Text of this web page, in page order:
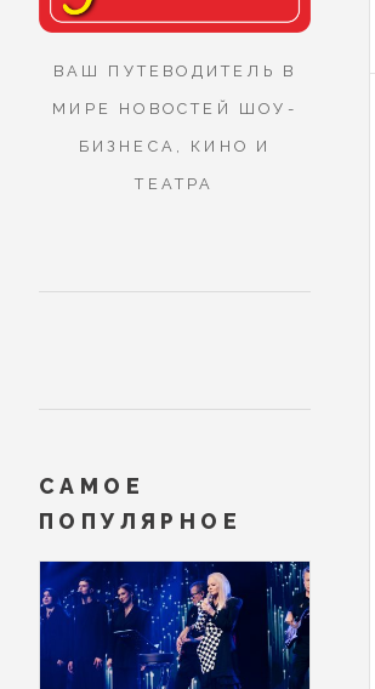
ВАШ ПУТЕВОДИТЕЛЬ В
МИРЕ НОВОСТЕЙ ШОУ-
БИЗНЕСА, КИНО И
ТЕАТРА
САМОЕ
ПОПУЛЯРНОЕ